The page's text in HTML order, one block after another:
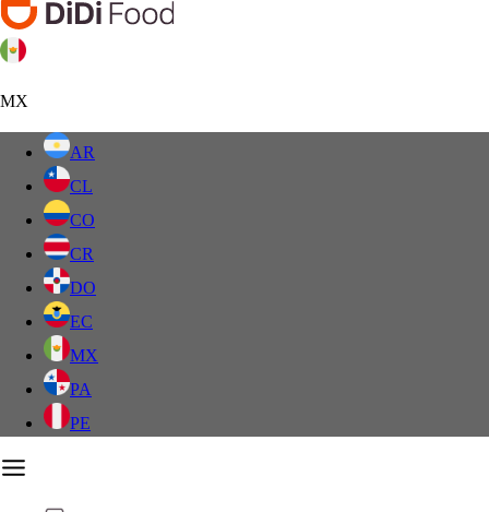
MX
AR
CL
CO
CR
DO
EC
MX
PA
PE